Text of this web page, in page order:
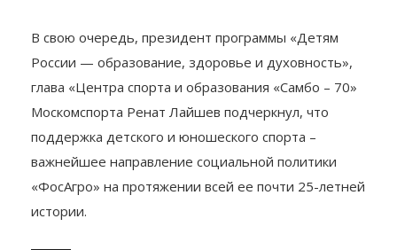
В свою очередь, президент программы «Детям
России — образование, здоровье и духовность»,
глава «Центра спорта и образования «Самбо – 70»
Москомспорта Ренат Лайшев подчеркнул, что
поддержка детского и юношеского спорта –
важнейшее направление социальной политики
«ФосАгро» на протяжении всей ее почти 25-летней
истории.